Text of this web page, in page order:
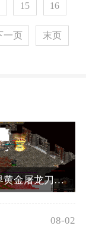
15 16
一页 末页
传奇世界黄金屠龙刀在哪里刷
08-02